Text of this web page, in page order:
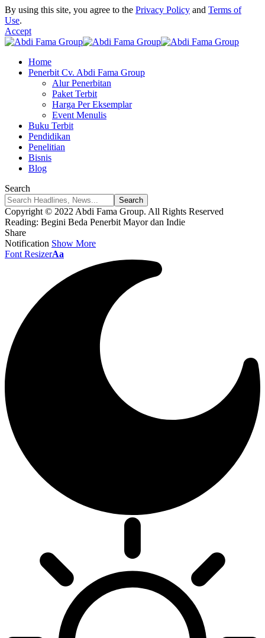
By using this site, you agree to the Privacy Policy and Terms of
Use.
Accept
Home
Penerbit Cv. Abdi Fama Group
Alur Penerbitan
Paket Terbit
Harga Per Eksemplar
Event Menulis
Buku Terbit
Pendidikan
Penelitian
Bisnis
Blog
Search
Copyright © 2022 Abdi Fama Group. All Rights Reserved
Reading: Begini Beda Penerbit Mayor dan Indie
Share
Notification Show More
Font ResizerAa